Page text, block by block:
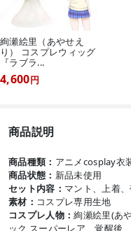
絢瀬絵里（あやせえ
り） コスプレウィッグ
『ラブラ...
4,600円
商品説明
商品種類： アニメcosplay衣
商品状態： 新品未使用
セット内容： マント、上着
素材： コスプレ専用生地
コスプレ人物：絢瀬絵里(あ
ック スーパーレア 覚醒後